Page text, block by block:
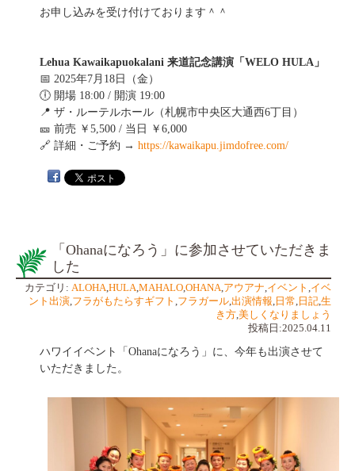
お申し込みを受け付けております＾＾
Lehua Kawaikapuokalani 来道記念講演「WELO HULA」
📅 2025年7月18日（金）
🕕 開場 18:00 / 開演 19:00
📍 ザ・ルーテルホール（札幌市中央区大通西6丁目）
🎫 前売 ￥5,500 / 当日 ￥6,000
🔗 詳細・ご予約 → https://kawaikapu.jimdofree.com/
「Ohanaになろう」に参加させていただきま
した
カテゴリ: ALOHA,HULA,MAHALO,OHANA,アウアナ,イベント ,イベ
ント出演,フラがもたらすギフト ,フラガール,出演情報, 日常, 日記,生
き方,美しくなりましょう
投稿日:2025.04.11
ハワイイベント「Ohanaになろう」に、今年も出演させて
いただきました。